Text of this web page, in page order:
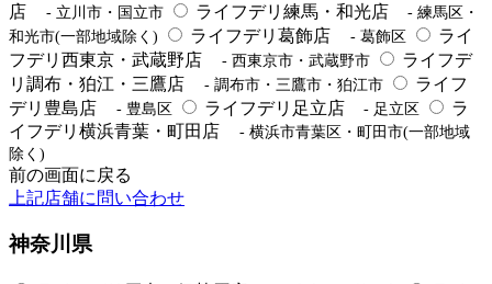
店
- 立川市・国立市 ライフデリ練馬・和光店
- 練馬区・
和光市(一部地域除く)
ライフデリ葛飾店 - 葛飾区
ライ
フデリ西東京・武蔵野店
- 西東京市・武蔵野市
ライフデ
リ調布・狛江・三鷹店
- 調布市・三鷹市・狛江市
ライフ
デリ豊島店
- 豊島区 ライフデリ足立店 - 足立区
ラ
イフデリ横浜青葉・町田店
- 横浜市青葉区・町田市(一部地域
除く)
前の画面に戻る
上記店舗に問い合わせ
神奈川県